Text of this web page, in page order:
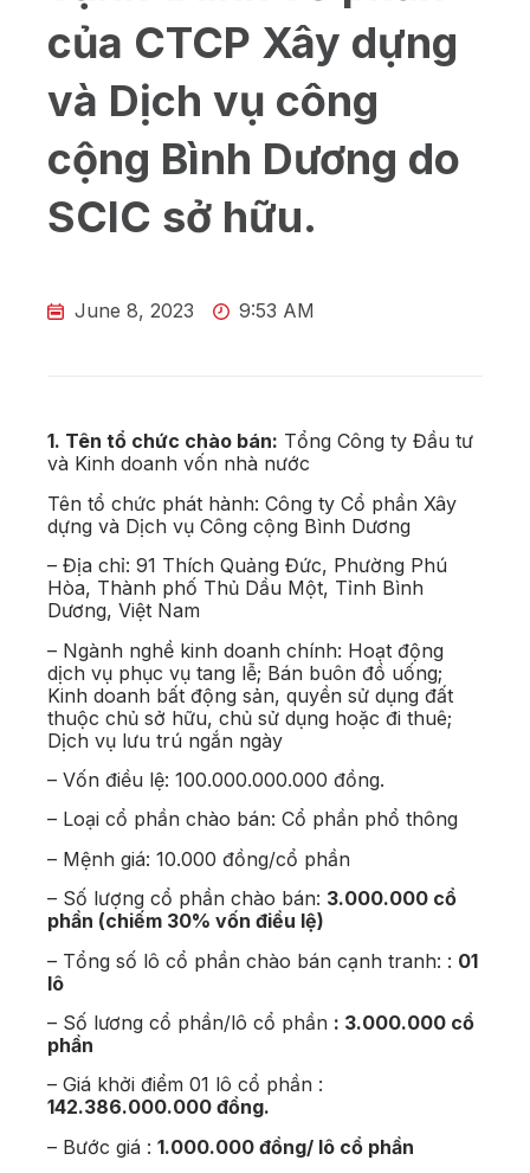
của CTCP Xây dựng
và Dịch vụ công
cộng Bình Dương do
SCIC sở hữu.
June 8, 2023 9:53 AM
1. Tên tổ chức chào bán: Tổng Công ty Đầu tư
và Kinh doanh vốn nhà nước
Tên tổ chức phát hành: Công ty Cổ phần Xây
dựng và Dịch vụ Công cộng Bình Dương
– Địa chỉ: 91 Thích Quảng Đức, Phường Phú
Hòa, Thành phố Thủ Dầu Một, Tỉnh Bình
Dương, Việt Nam
– Ngành nghề kinh doanh chính: Hoạt động
dịch vụ phục vụ tang lễ; Bán buôn đồ uống;
Kinh doanh bất động sản, quyền sử dụng đất
thuộc chủ sở hữu, chủ sử dụng hoặc đi thuê;
Dịch vụ lưu trú ngắn ngày
– Vốn điều lệ: 100.000.000.000 đồng.
– Loại cổ phần chào bán: Cổ phần phổ thông
– Mệnh giá: 10.000 đồng/cổ phần
– Số lượng cổ phần chào bán: 3.000.000 cổ
phần (chiếm 30% vốn điều lệ)
– Tổng số lô cổ phần chào bán cạnh tranh: : 01
lô
– Số lương cổ phần/lô cổ phần : 3.000.000 cổ
phần
– Giá khởi điểm 01 lô cổ phần :
142.386.000.000 đồng.
– Bước giá : 1.000.000 đồng/ lô cổ phần